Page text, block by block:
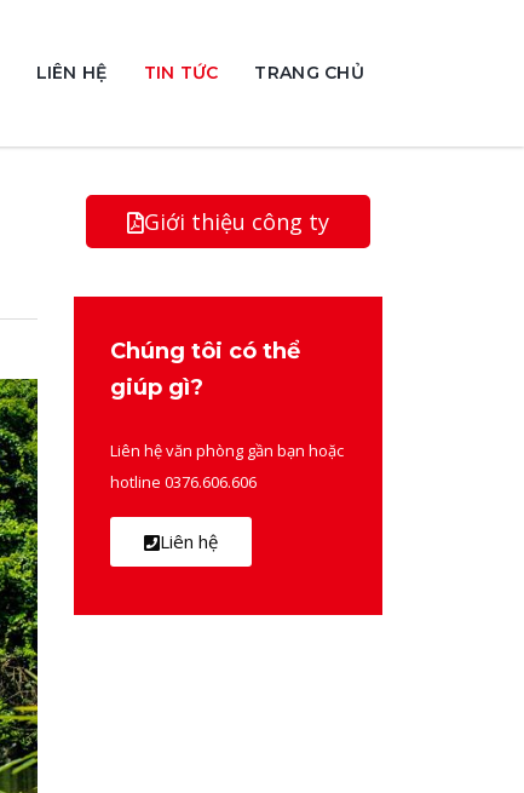
LIÊN HỆ TIN TỨC TRANG CHỦ
Giới thiệu công ty
Chúng tôi có thể
giúp gì?
Liên hệ văn phòng gần bạn hoặc
hotline 0376.606.606
Liên hệ